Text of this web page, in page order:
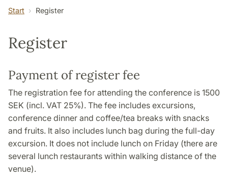
Register
Start Register
Register
Payment of register fee
The registration fee for attending the conference is 1500
SEK (incl. VAT 25%). The fee includes excursions,
conference dinner and coffee/tea breaks with snacks
and fruits. It also includes lunch bag during the full-day
excursion. It does not include lunch on Friday (there are
several lunch restaurants within walking distance of the
venue).